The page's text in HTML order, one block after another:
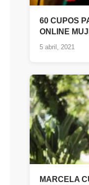
60 CUPOS
ONLINE
5 abril, 2021
MARCELA